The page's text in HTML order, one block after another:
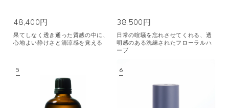
48,400円
果てしなく透き通った質感の中に、
心地よい静けさと清涼感を覚える
38,500円
日常の喧騒を忘れさせてくれる、透
明感のある洗練されたフローラルハ
ーブ